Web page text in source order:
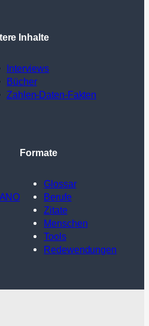
Inhalte
Interviews
Bücher
Zahlen-Daten-Fakten
Formate
Glossar
Berufe
Zitate
Menschen
Tools
Redewendungen